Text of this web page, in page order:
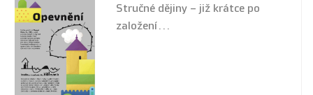
Stručné dějiny – již krátce po
založení…